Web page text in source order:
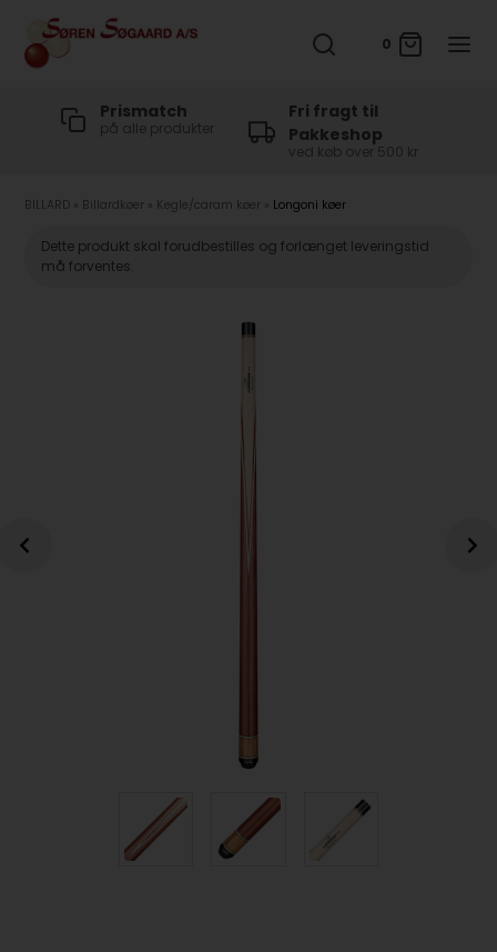
0
Prismatch
på alle produkter
Fri fragt til
Pakkeshop
ved køb over 500 kr
BILLARD Billardkøer Kegle/caram køer Longoni køer
Dette produkt skal forudbestilles og forlænget leveringstid
må forventes.